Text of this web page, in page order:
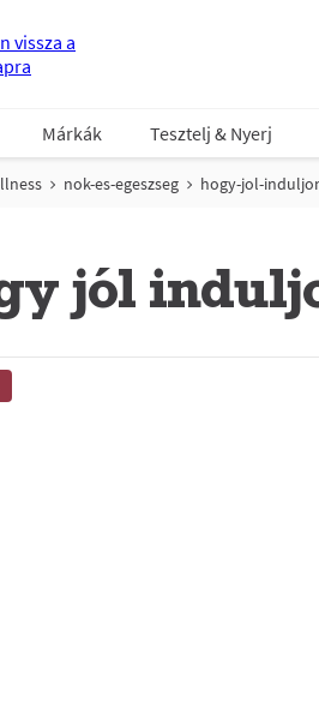
Márkák Tesztelj & Nyerj
nok-es-egeszseg hogy-jol-
jól